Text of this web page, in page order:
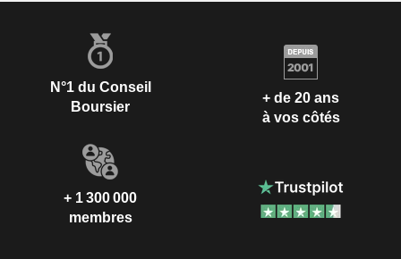
N°1 du Conseil
Boursier
+ de 20 ans
à vos côtés
+ 1 300 000
membres